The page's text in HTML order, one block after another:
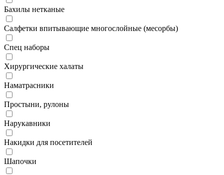
Бахилы нетканые
Салфетки впитывающие многослойные (месорбы)
Спец наборы
Хирургические халаты
Наматрасники
Простыни, рулоны
Нарукавники
Накидки для посетителей
Шапочки